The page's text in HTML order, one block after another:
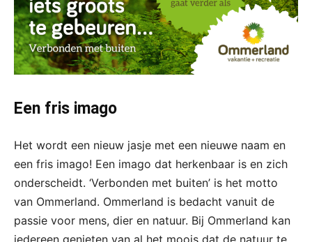
Een fris imago
Het wordt een nieuw jasje met een nieuwe naam en
een fris imago! Een imago dat herkenbaar is en zich
onderscheidt. ‘Verbonden met buiten’ is het motto
van Ommerland. Ommerland is bedacht vanuit de
passie voor mens, dier en natuur. Bij Ommerland kan